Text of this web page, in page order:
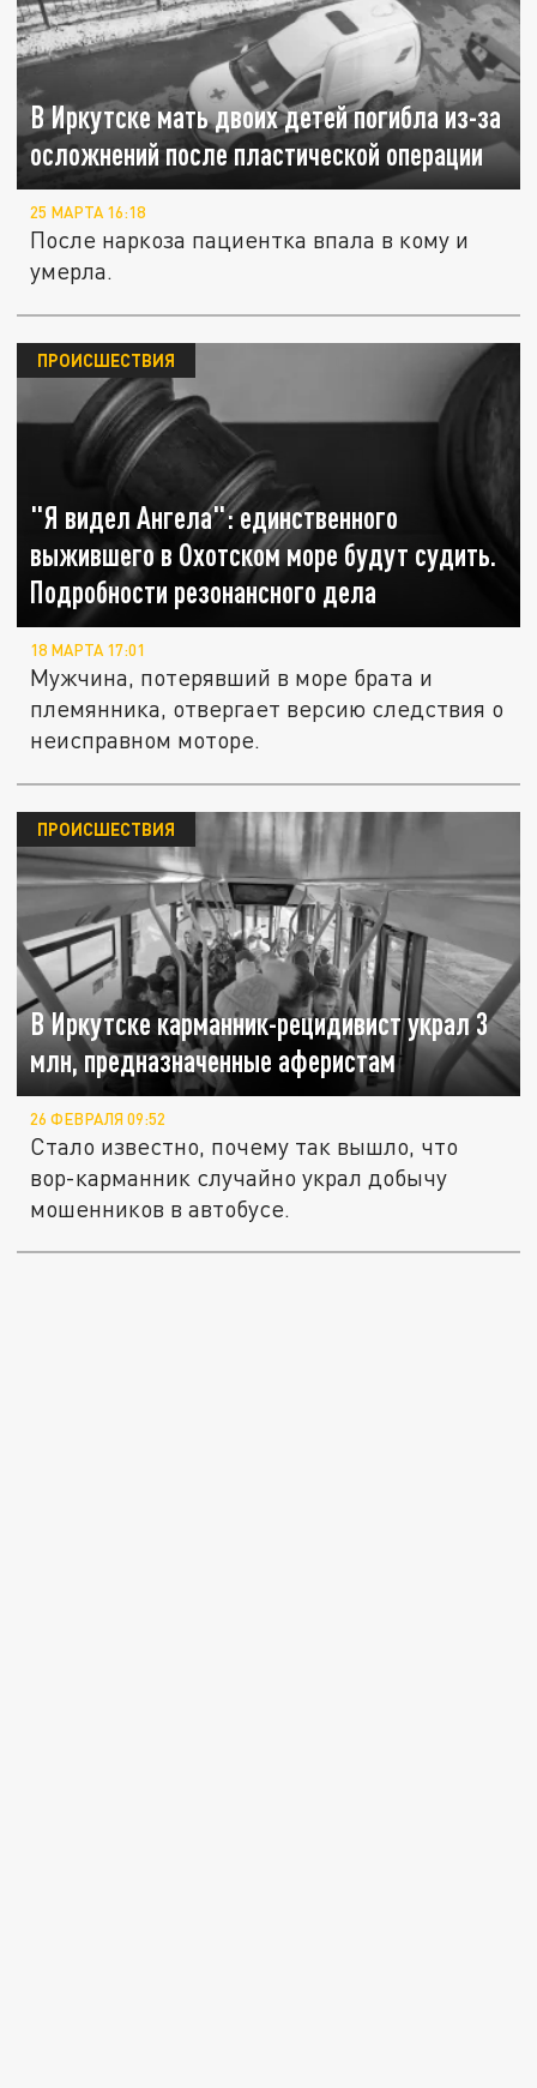
В Иркутске мать двоих детей погибла из-за
осложнений после пластической операции
25 МАРТА 16:18
После наркоза пациентка впала в кому и
умерла.
"Я видел Ангела": единственного
выжившего в Охотском море будут судить.
Подробности резонансного дела
ПРОИСШЕСТВИЯ
18 МАРТА 17:01
Мужчина, потерявший в море брата и
племянника, отвергает версию следствия о
неисправном моторе.
В Иркутске карманник-рецидивист украл 3
млн, предназначенные аферистам
ПРОИСШЕСТВИЯ
26 ФЕВРАЛЯ 09:52
Стало известно, почему так вышло, что
вор-карманник случайно украл добычу
мошенников в автобусе.